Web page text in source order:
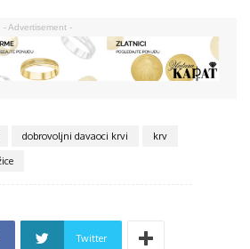
- Advertisement -
dobrovoljni davaoci krvi
krv
Twitter